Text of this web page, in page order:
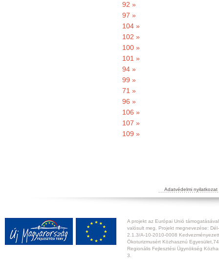
92 »
97 »
104 »
102 »
100 »
101 »
94 »
99 »
71 »
96 »
106 »
107 »
109 »
Adatvédelmi nyilatkozat
A projekt az Európai Unió
valósult meg. Projekt megnevezése:
2.1.3/A-10-2010-0008
Ökoturizmusért Közhasznú
Regionális Fejlesztési Ügynökség
3.